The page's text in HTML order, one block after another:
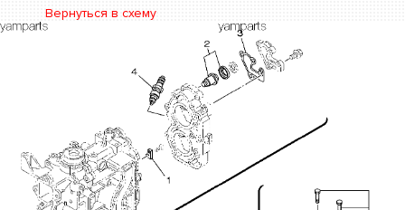
Вернуться в схему